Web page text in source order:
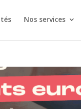
Nos services